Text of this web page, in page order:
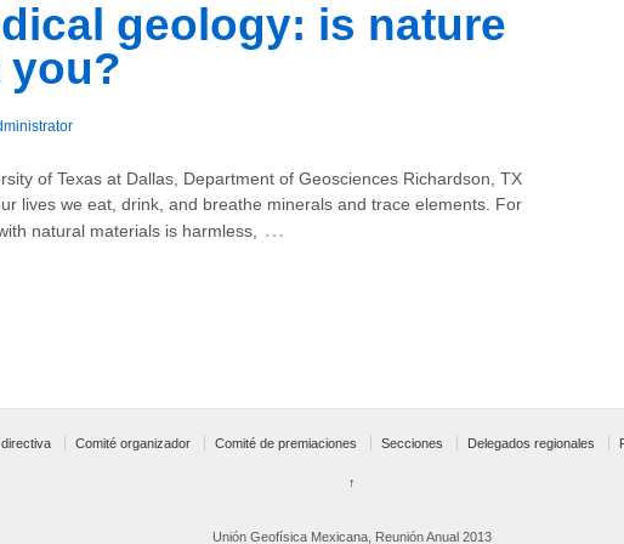
geology: is nature
you?
of Texas at Dallas, Department of Geosciences Richardson, TX
lives we eat, drink, and breathe minerals and trace elements. For
natural materials is harmless,
…
Comité organizador Comité de premiaciones Secciones Delegados regionales
↑
Unión Geofísica Mexicana, Reunión Anual 2013